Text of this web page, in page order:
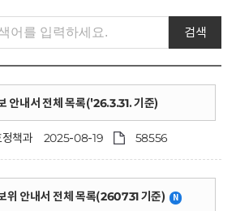
검색
안내서 전체 목록('26.3.31. 기준)
책과 2025-08-19 58556
위 안내서 전체 목록(260731 기준) N